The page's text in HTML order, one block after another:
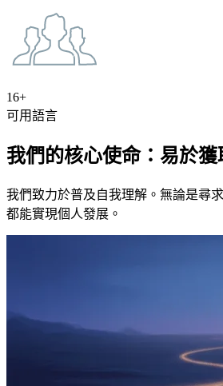
16+
可用語言
我們的核心使命：易於
我們致力於普及自我理解。無論是尋
都能實現個人發展。